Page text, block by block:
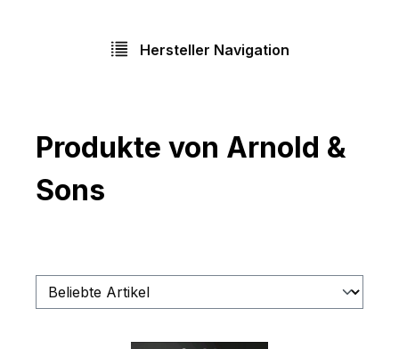
Hersteller Navigation
Produkte von Arnold &
Sons